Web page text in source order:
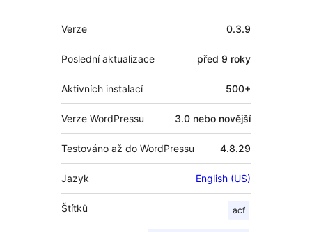
Meta
Verze 0.3.9
Poslední aktualizace před 9 roky
Aktivních instalací 500+
Verze WordPressu 3.0 nebo novější
Testováno až do WordPressu 4.8.29
Jazyk English (US)
Štítků acf